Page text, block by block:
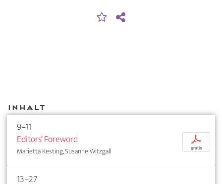
Inhalt
9–11
Editors’ Foreword
Marietta Kesting, Susanne Witzgall
p
gratis
13–27